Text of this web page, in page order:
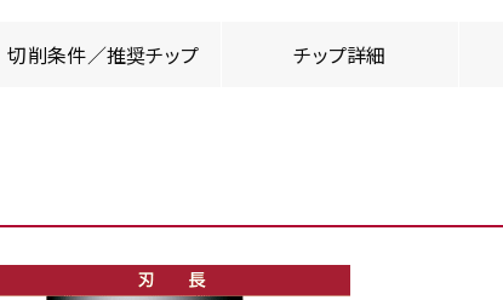
切削条件／推奨チップ チップ詳細